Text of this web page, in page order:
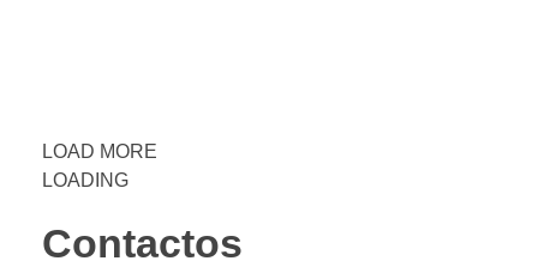
LOAD MORE
LOADING
Contactos